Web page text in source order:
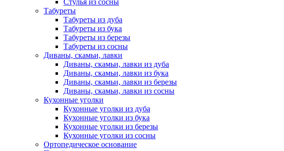
Стулья из сосны
Табуреты
Табуреты из дуба
Табуреты из бука
Табуреты из березы
Табуреты из сосны
Диваны, скамьи, лавки
Диваны, скамьи, лавки из дуба
Диваны, скамьи, лавки из бука
Диваны, скамьи, лавки из березы
Диваны, скамьи, лавки из сосны
Кухонные уголки
Кухонные уголки из дуба
Кухонные уголки из бука
Кухонные уголки из березы
Кухонные уголки из сосны
Ортопедическое основание